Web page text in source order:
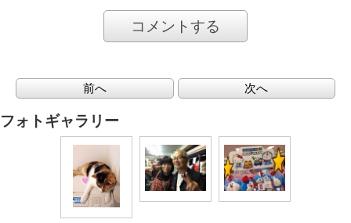
コメントする
前へ 次へ
フォトギャラリー